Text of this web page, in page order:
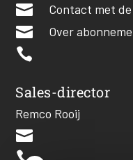
 Contact met
 Over

Sales-director
Remco Rooij
